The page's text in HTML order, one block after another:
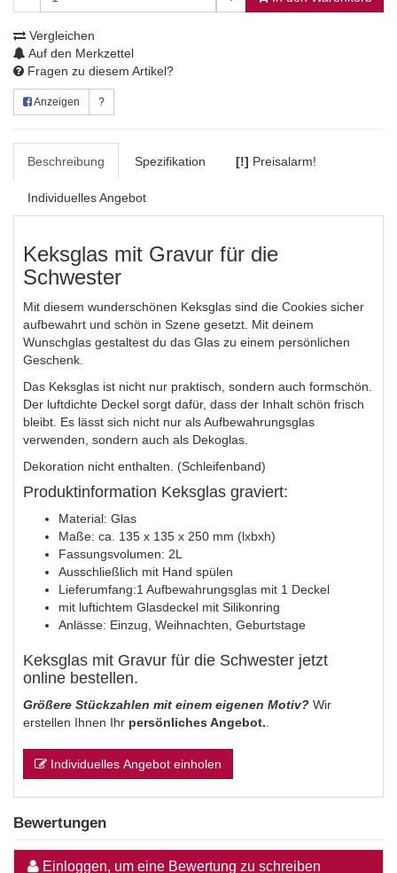
Vergleichen
Auf den Merkzettel
Fragen zu diesem Artikel?
Anzeigen ?
Beschreibung Spezifikation [!] Preisalarm!
Individuelles Angebot
Keksglas mit Gravur für die
Schwester
Mit diesem wunderschönen Keksglas sind die Cookies sicher
aufbewahrt und schön in Szene gesetzt. Mit deinem
Wunschglas gestaltest du das Glas zu einem persönlichen
Geschenk.
Das Keksglas ist nicht nur praktisch, sondern auch formschön.
Der luftdichte Deckel sorgt dafür, dass der Inhalt schön frisch
bleibt. Es lässt sich nicht nur als Aufbewahrungsglas
verwenden, sondern auch als Dekoglas.
Dekoration nicht enthalten. (Schleifenband)
Produktinformation Keksglas graviert:
Material: Glas
Maße: ca. 135 x 135 x 250 mm (lxbxh)
Fassungsvolumen: 2L
Ausschließlich mit Hand spülen
Lieferumfang:1 Aufbewahrungsglas mit 1 Deckel
mit luftichtem Glasdeckel mit Silikonring
Anlässe: Einzug, Weihnachten, Geburtstage
Keksglas mit Gravur für die Schwester jetzt
online bestellen.
Größere Stückzahlen mit einem eigenen Motiv? Wir
erstellen Ihnen Ihr persönliches Angebot.
Individuelles Angebot einholen
Bewertungen
Einloggen, um eine Bewertung zu schreiben